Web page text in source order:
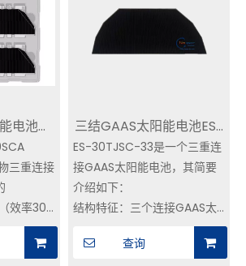
JSC = 19.1mA/cm2，VOC =
2.70V，VM = 2.36，JM =
电池组
三重连接
效率30-
组件配备
管，互连
三结GAAS太阳能电池ES-
30TJSC-33
ES-30TJSC-33是一个三重连
接GAAS太阳能电池，其简要
介绍如下：
结构特征：三个连接GAAS太
阳能电池通常由串联连接的不
同材料的三个单个连接二极管
查询